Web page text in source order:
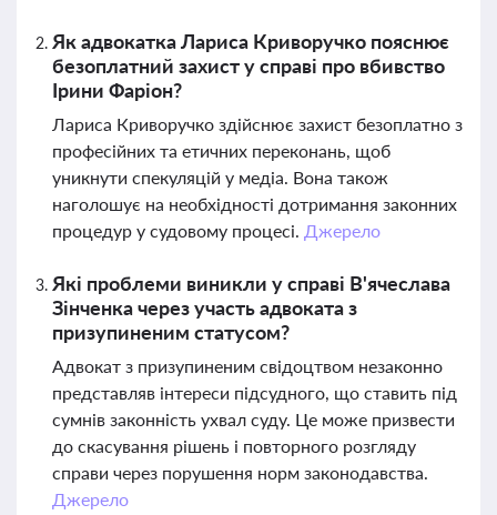
Як адвокатка Лариса Криворучко пояснює
безоплатний захист у справі про вбивство
Ірини Фаріон?
Лариса Криворучко здійснює захист безоплатно з
професійних та етичних переконань, щоб
уникнути спекуляцій у медіа. Вона також
наголошує на необхідності дотримання законних
процедур у судовому процесі. Джерело
Які проблеми виникли у справі В'ячеслава
Зінченка через участь адвоката з
призупиненим статусом?
Адвокат з призупиненим свідоцтвом незаконно
представляв інтереси підсудного, що ставить під
сумнів законність ухвал суду. Це може призвести
до скасування рішень і повторного розгляду
справи через порушення норм законодавства.
Джерело